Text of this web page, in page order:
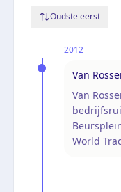
Oudste eerst
2012
Van
Van
World